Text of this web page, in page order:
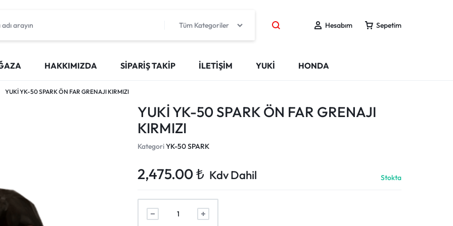
Tüm Kategoriler Hesabım Sepetim
HAKKIMIZDA SIPARIŞ TAKIP İLETIŞIM YUKİ HONDA
YUKİ YK-50 SPARK ÖN FAR GRENAJI KIRMIZI
YUKİ YK-50 SPARK ÖN FAR GRENAJI
KIRMIZI
KategoriYK-50 SPARK
2,475.00₺ Kdv Dahil Stokta